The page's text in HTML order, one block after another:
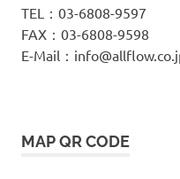
TEL：03-6808-9597
FAX：03-6808-9598
E-Mail：
MAP QR CODE